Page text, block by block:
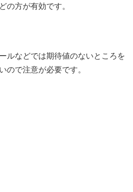
の方が有効です。
ルなどでは期待値のないところを
ので注意が必要です。